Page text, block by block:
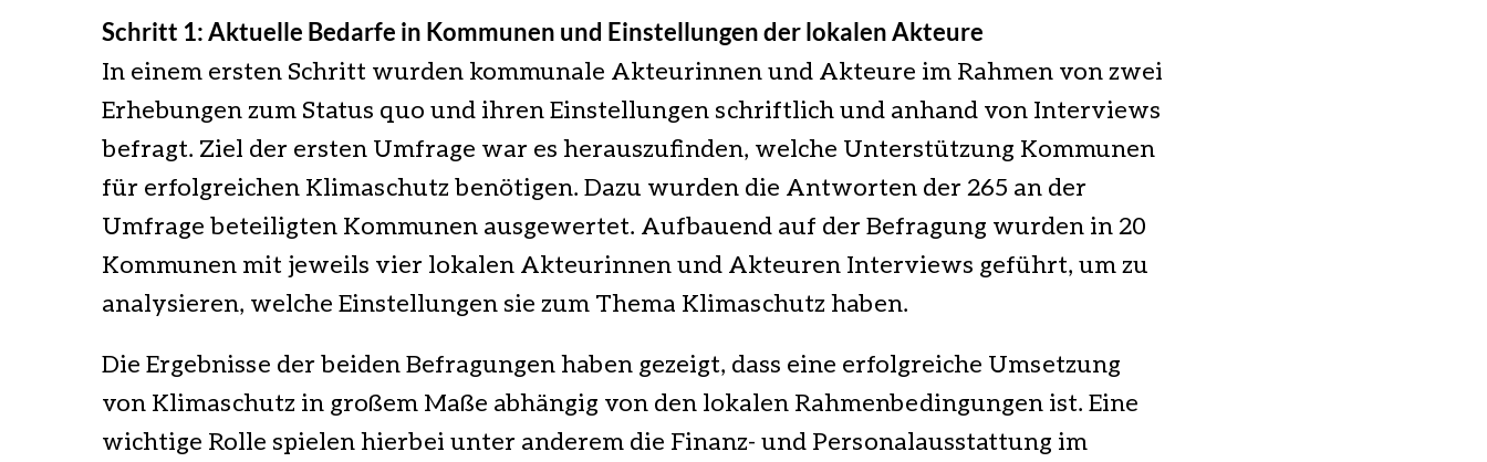
Schritt 1: Aktuelle Bedarfe in Kommunen und Einstellungen der lokalen Akteure
In einem ersten Schritt wurden kommunale Akteurinnen und Akteure im Rahmen von zwei
Erhebungen zum Status quo und ihren Einstellungen schriftlich und anhand von Interviews
befragt. Ziel der ersten Umfrage war es herauszufinden, welche Unterstützung Kommunen
für erfolgreichen Klimaschutz benötigen. Dazu wurden die Antworten der 265 an der
Umfrage beteiligten Kommunen ausgewertet. Aufbauend auf der Befragung wurden in 20
Kommunen mit jeweils vier lokalen Akteurinnen und Akteuren Interviews geführt, um zu
analysieren, welche Einstellungen sie zum Thema Klimaschutz haben.
Die Ergebnisse der beiden Befragungen haben gezeigt, dass eine erfolgreiche Umsetzung
von Klimaschutz in großem Maße abhängig von den lokalen Rahmenbedingungen ist. Eine
wichtige Rolle spielen hierbei unter anderem die Finanz- und Personalausstattung im